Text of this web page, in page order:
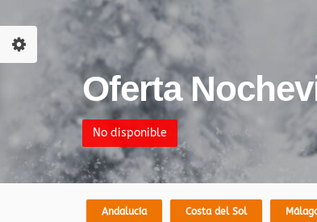
Oferta
No disponible
Andalucía Costa del Sol